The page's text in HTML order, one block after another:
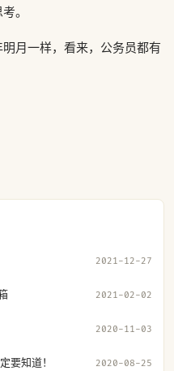
。
月一样，看来，公务员都有
2021-12-27
2021-02-02
2020-11-03
要知道！ 2020-08-25